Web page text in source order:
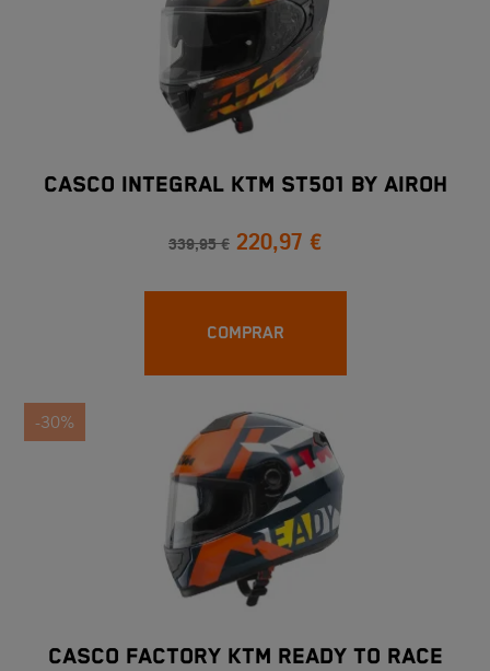
CASCO INTEGRAL KTM ST501 BY AIROH
339,95 € 220,97 €
COMPRAR
-30%
CASCO FACTORY KTM READY TO RACE